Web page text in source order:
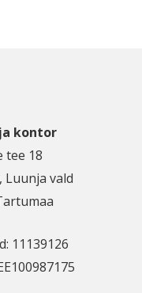
kontor
tee 18
Luunja vald
11139126